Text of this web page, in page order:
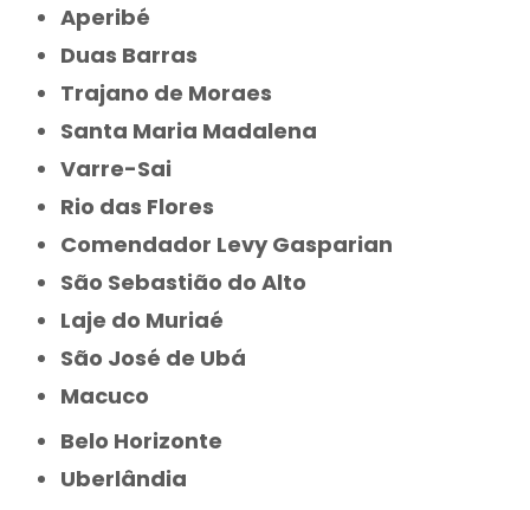
Aperibé
Duas Barras
Trajano de Moraes
Santa Maria Madalena
Varre-Sai
Rio das Flores
Comendador Levy Gasparian
São Sebastião do Alto
Laje do Muriaé
São José de Ubá
Macuco
Belo Horizonte
Uberlândia